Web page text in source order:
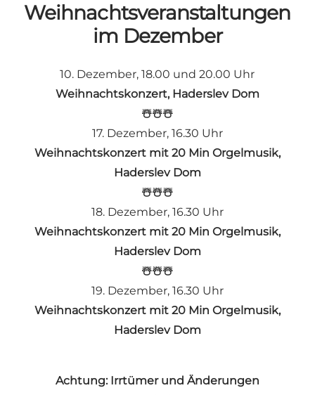
Weihnachtsveranstaltungen
im Dezember
10. Dezember, 18.00 und 20.00 Uhr
Weihnachtskonzert, Haderslev Dom
☃️☃️☃️
17. Dezember, 16.30 Uhr
Weihnachtskonzert mit 20 Min Orgelmusik,
Haderslev Dom
☃️☃️☃️
18. Dezember, 16.30 Uhr
Weihnachtskonzert mit 20 Min Orgelmusik,
Haderslev Dom
☃️☃️☃️
19. Dezember, 16.30 Uhr
Weihnachtskonzert mit 20 Min Orgelmusik,
Haderslev Dom
Achtung: Irrtümer und Änderungen